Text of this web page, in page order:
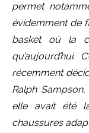
permet
évidemment de
basket où la
récemment
Ralph
elle avait été
chaussures